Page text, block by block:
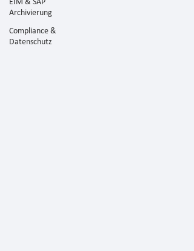
EIM & SAP
Archivierung
Compliance &
Datenschutz